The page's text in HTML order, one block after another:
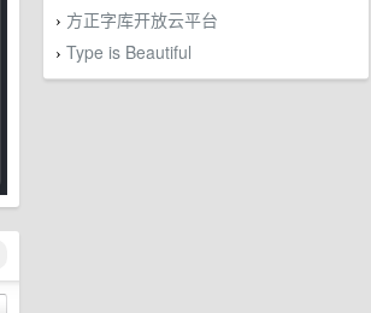
› 方正字库开放云平台
› Type is Beautiful